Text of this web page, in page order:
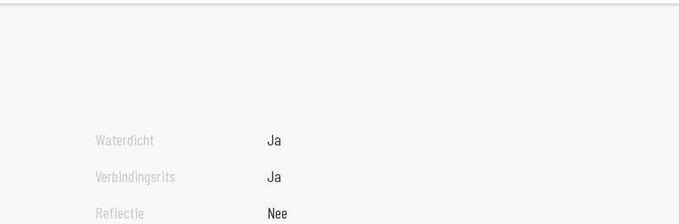
Waterdicht
Ja
Verbindingsrits
Ja
Reflectie
Nee